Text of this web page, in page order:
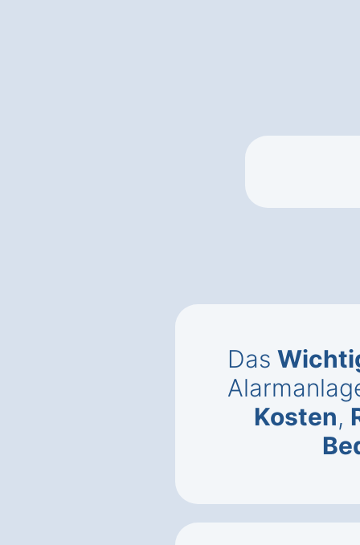
Das
Kosten,